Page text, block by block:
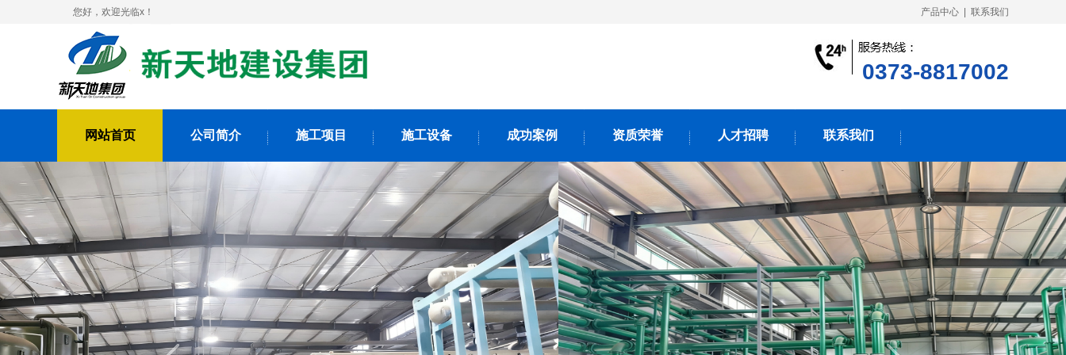
您好，欢迎光临x！ 产品中心 联系我们
0373-8817002
网站首页 公司简介 施工项目 施工设备 成功案例 资质荣誉 人才招聘 联系我们